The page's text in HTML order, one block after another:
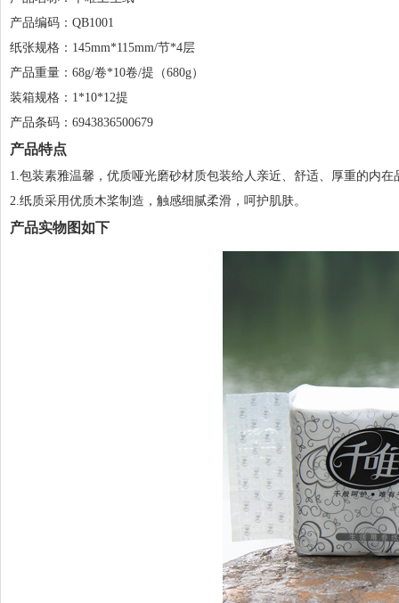
产品编码：QB1001
纸张规格：145mm*115mm/节*4层
产品重量：68g/卷*10卷/提（680g）
装箱规格：1*10*12提
产品条码：6943836500679
产品特点
1.包装素雅温馨，优质哑光磨砂材质包装给人亲近、舒适、厚重的内
2.纸质采用优质木桨制造，触感细腻柔滑，呵护肌肤。
产品实物图如下